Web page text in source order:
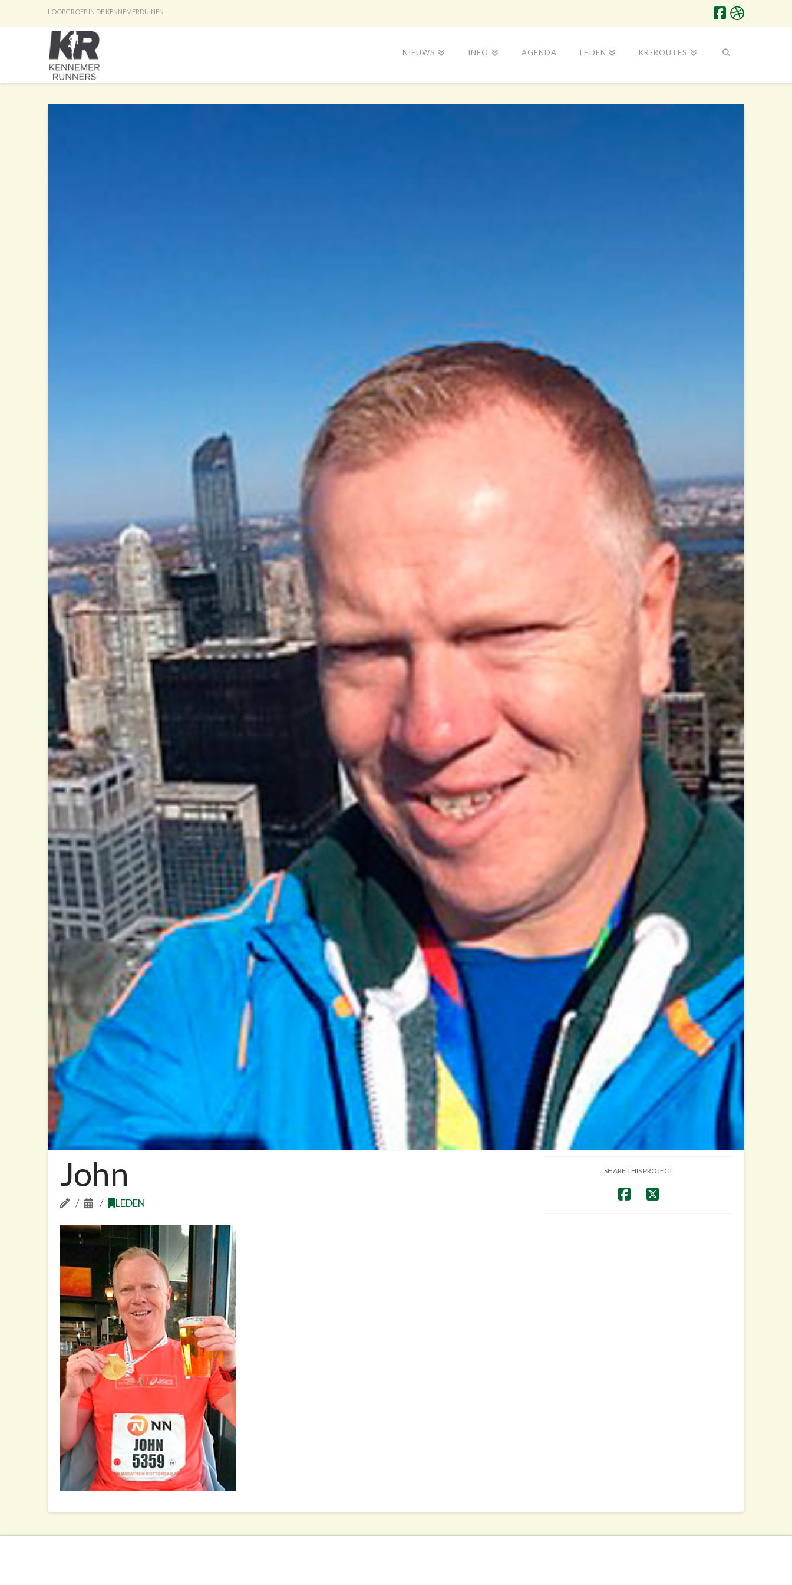
LOOPGROEP IN DE KENNEMERDUINEN
NIEUWS INFO AGENDA LEDEN KR-ROUTES
John
LEDEN
SHARE THIS PROJECT